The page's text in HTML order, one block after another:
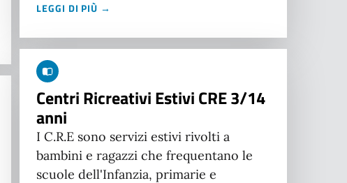
LEGGI DI PIÙ →
Centri Ricreativi Estivi CRE 3/14
anni
I C.R.E sono servizi estivi rivolti a
bambini e ragazzi che frequentano le
scuole dell'Infanzia, primarie e